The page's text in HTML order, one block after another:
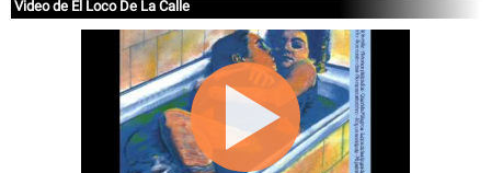
Video de El Loco De La Calle